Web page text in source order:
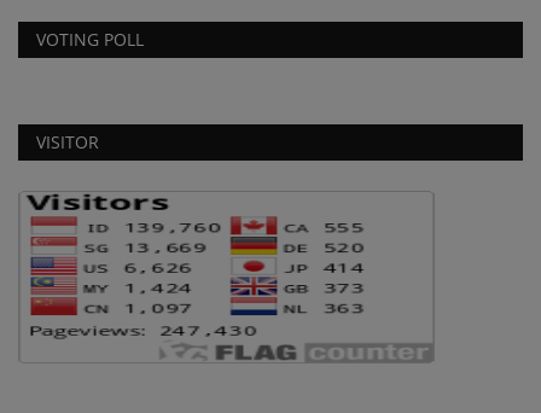
VOTING POLL
VISITOR